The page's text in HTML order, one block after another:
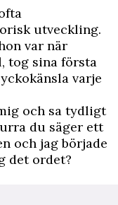
utveckling.
var när
tog sina första
varje
och sa tydligt
du säger ett
och jag började
det ordet?